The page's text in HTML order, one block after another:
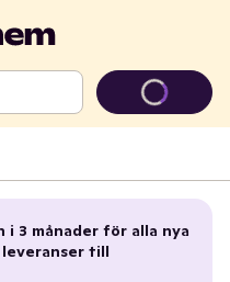
i 3 månader för alla nya
till